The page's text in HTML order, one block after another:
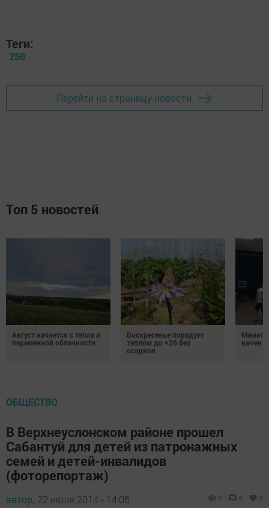
Теги:
250
Перейти на страницу новости
Топ 5 новостей
Август начнется с тепла и
переменной облачности
Воскресенье порадует
теплом до +26 без
осадков
көчен
ОБЩЕСТВО
В Верхнеуслонском районе прошел
Сабантуй для детей из патронажных
семей и детей-инвалидов
(фоторепортаж)
автор, 22 июля 2014 - 14:05 0 0 0